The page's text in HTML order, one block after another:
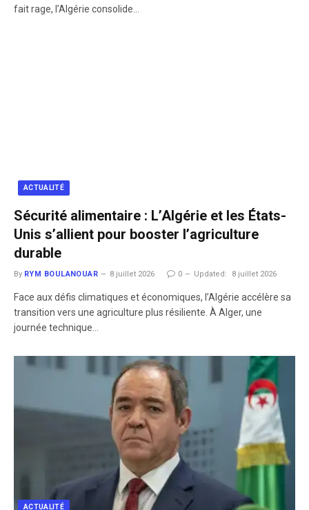
fait rage, l’Algérie consolide…
ACTUALITÉ
Sécurité alimentaire : L’Algérie et les États-
Unis s’allient pour booster l’agriculture
durable
By RYM BOULANOUAR 8 juillet 2026 0 Updated: 8 juillet 2026
Face aux défis climatiques et économiques, l’Algérie accélère sa
transition vers une agriculture plus résiliente. À Alger, une
journée technique…
ACTUALITÉ